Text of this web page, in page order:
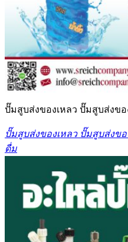
ปั๊มสูบส่งของเหลว ปั๊มสูบส่งข
ปั๊มสูบส่งของเหลว ปั๊มสูบส่งข
ดื่ม